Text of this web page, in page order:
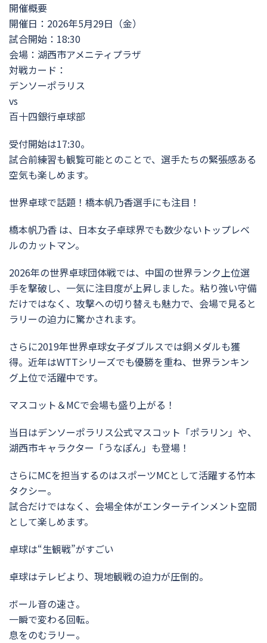
開催概要
開催日：2026年5月29日（金）
試合開始：18:30
会場：湖西市アメニティプラザ
対戦カード：
デンソーポラリス
vs
百十四銀行卓球部
受付開始は17:30。
試合前練習も観覧可能とのことで、選手たちの緊張感ある
空気も楽しめます。
世界卓球で話題！橋本帆乃香選手にも注目！
橋本帆乃香 は、日本女子卓球界でも数少ないトップレベ
ルのカットマン。
2026年の世界卓球団体戦では、中国の世界ランク上位選
手を撃破し、一気に注目度が上昇しました。粘り強い守備
だけではなく、攻撃への切り替えも魅力で、会場で見ると
ラリーの迫力に驚かされます。
さらに2019年世界卓球女子ダブルスでは銅メダルも獲
得。近年はWTTシリーズでも優勝を重ね、世界ランキン
グ上位で活躍中です。
マスコット＆MCで会場も盛り上がる！
当日はデンソーポラリス公式マスコット「ポラリン」や、
湖西市キャラクター「うなぽん」も登場！
さらにMCを担当するのはスポーツMCとして活躍する竹本
タクシー。
試合だけではなく、会場全体がエンターテインメント空間
として楽しめます。
卓球は“生観戦”がすごい
卓球はテレビより、現地観戦の迫力が圧倒的。
ボール音の速さ。
一瞬で変わる回転。
息をのむラリー。